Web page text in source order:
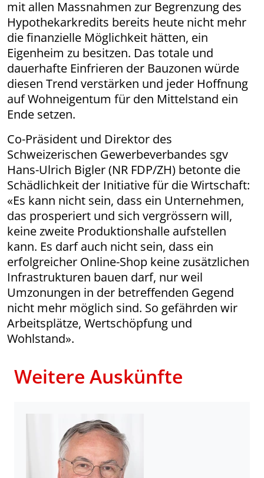
mit allen Massnahmen zur Begrenzung des
Hypothekarkredits bereits heute nicht mehr
die finanzielle Möglichkeit hätten, ein
Eigenheim zu besitzen. Das totale und
dauerhafte Einfrieren der Bauzonen würde
diesen Trend verstärken und jeder Hoffnung
auf Wohneigentum für den Mittelstand ein
Ende setzen.
Co-Präsident und Direktor des
Schweizerischen Gewerbeverbandes sgv
Hans-Ulrich Bigler (NR FDP/ZH) betonte die
Schädlichkeit der Initiative für die Wirtschaft:
«Es kann nicht sein, dass ein Unternehmen,
das prosperiert und sich vergrössern will,
keine zweite Produktionshalle aufstellen
kann. Es darf auch nicht sein, dass ein
erfolgreicher Online-Shop keine zusätzlichen
Infrastrukturen bauen darf, nur weil
Umzonungen in der betreffenden Gegend
nicht mehr möglich sind. So gefährden wir
Arbeitsplätze, Wert­­schöpfung und
Wohlstand».
Weitere Auskünfte